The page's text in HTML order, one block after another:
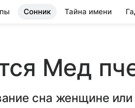
Сонник Тайна имени
Мед
сна женщине